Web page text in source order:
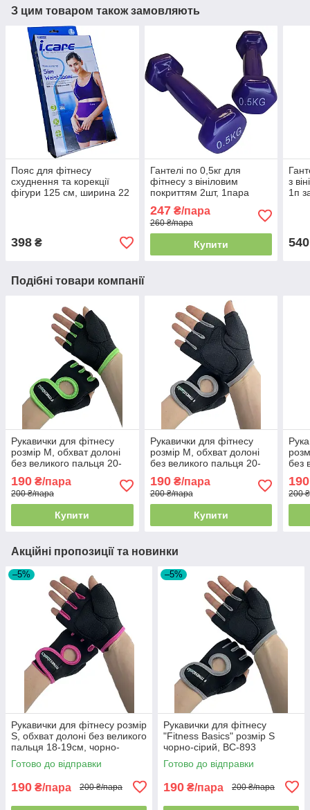
З цим товаром також замовляють
Пояс для фітнесу
схуднення та корекції
фігури 125 см, ширина 22
398 ₴
Гантелі по 0,5кг для
фітнесу з вініловим
покриттям 2шт, 1пара
загальна вага 1кг,
фіолетові, BS
247₴/пара
260 ₴/пара
Купити
з
1п
540
Подібні товари компанії
Рукавички для фітнесу
розмір M, обхват долоні
без великого пальця 20-
BC-893
190 ₴/пара
200 ₴/пара
Купити
Рукавички для фітнесу
розмір M, обхват долоні
без великого пальця 20-
190₴/пара
200 ₴/пара
Купити
без
190
200
Акційні пропозиції та новинки
–5%
Рукавички для фітнесу розмір
S, обхват долоні без великого
пальця 18-19см, чорно-
рожеві, BC-893
Готово до відправки
190 ₴/пара 200 ₴/пара
–5%
Рукавички для фітнесу
"Fitness Basics" розмір S
чорно-сірий, BC-893
Готово до відправки
190 ₴/пара 200 ₴/пара